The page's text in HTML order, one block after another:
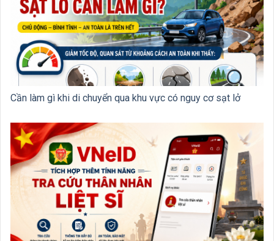
Cần làm gì khi di chuyển qua khu vực có nguy cơ sạt lở